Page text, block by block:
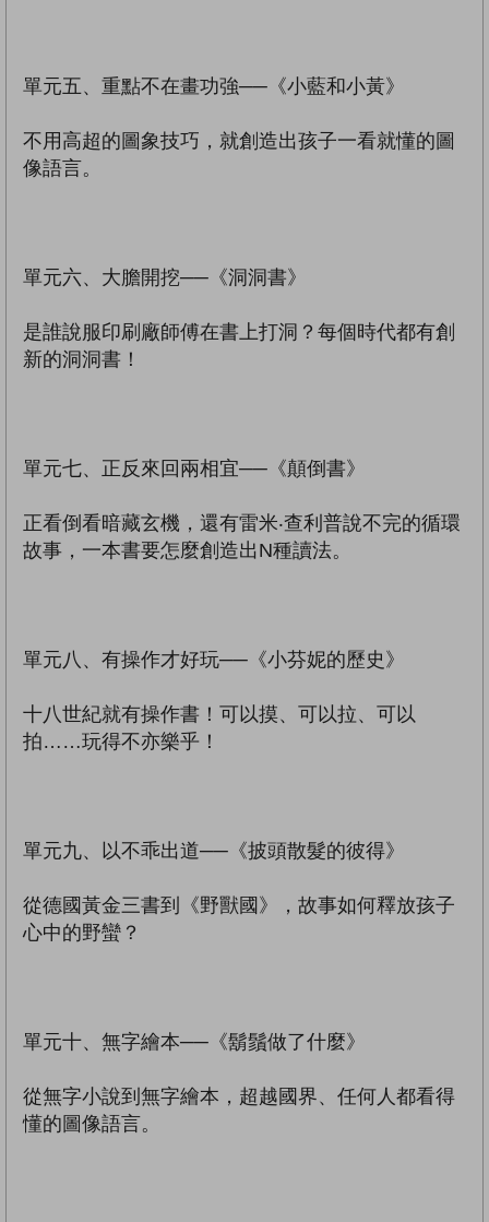
單元五、重點不在畫功強──《小藍和小黃》
不用高超的圖象技巧，就創造出孩子一看就懂的圖
像語言。
單元六、大膽開挖──《洞洞書》
是誰說服印刷廠師傅在書上打洞？每個時代都有創
新的洞洞書！
單元七、正反來回兩相宜──《顛倒書》
正看倒看暗藏玄機，還有雷米‧查利普說不完的循環
故事，一本書要怎麼創造出N種讀法。
單元八、有操作才好玩──《小芬妮的歷史》
十八世紀就有操作書！可以摸、可以拉、可以
拍……玩得不亦樂乎！
單元九、以不乖出道──《披頭散髮的彼得》
從德國黃金三書到《野獸國》，故事如何釋放孩子
心中的野蠻？
單元十、無字繪本──《鬍鬚做了什麼》
從無字小說到無字繪本，超越國界、任何人都看得
懂的圖像語言。